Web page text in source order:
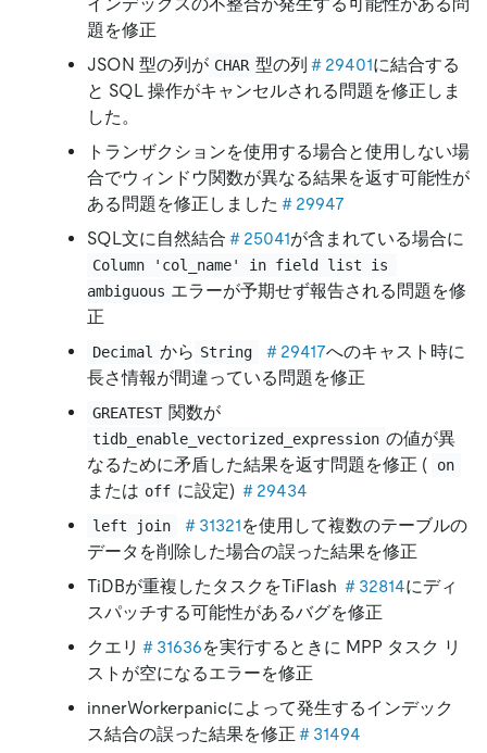
題を修正
JSON 型の列が CHAR 型の列 ＃29401に結合する
と SQL 操作がキャンセルされる問題を修正しま
した。
トランザクションを使用する場合と使用しない場
合でウィンドウ関数が異なる結果を返す可能性が
ある問題を修正しました ＃29947
SQL文に自然結合 ＃25041が含まれている場合に
Column 'col_name' in field list is
ambiguous エラーが予期せず報告される問題を修
正
Decimal から String ＃29417へのキャスト時に
長さ情報が間違っている問題を修正
GREATEST 関数が
tidb_enable_vectorized_expression の値が異
なるために矛盾した結果を返す問題を修正 (
on
または off に設定) ＃29434
left join ＃31321を使用して複数のテーブルの
データを削除した場合の誤った結果を修正
TiDBが重複したタスクをTiFlash ＃32814にディ
スパッチする可能性があるバグを修正
クエリ ＃31636を実行するときに MPP タスク リ
ストが空になるエラーを修正
innerWorkerpanicによって発生するインデック
ス結合の誤った結果を修正 ＃31494